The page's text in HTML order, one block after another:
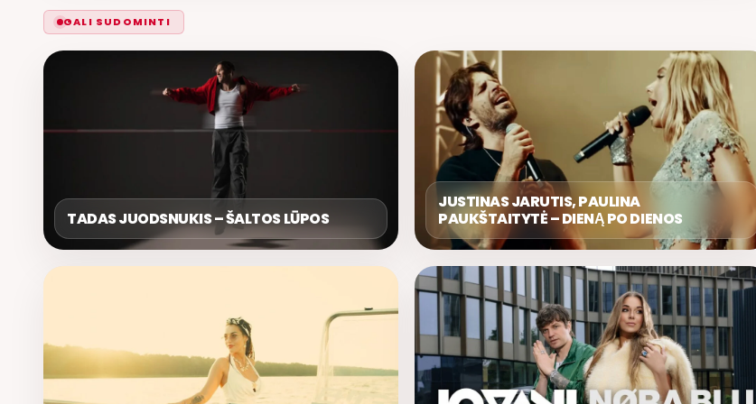
GALI SUDOMINTI
TADAS JUODSNUKIS – ŠALTOS LŪPOS
JUSTINAS JARUTIS, PAULINA
PAUKŠTAITYTĖ – DIENĄ PO DIENOS